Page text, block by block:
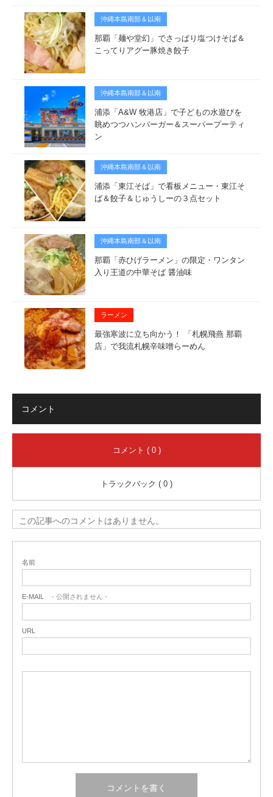
沖縄本島南部＆以南
那覇「麺や堂幻」でさっぱり塩つけそば＆
こってりアグー豚焼き餃子
沖縄本島南部＆以南
浦添「A&W 牧港店」で子どもの水遊びを
眺めつつハンバーガー＆スーパープーティ
ン
沖縄本島南部＆以南
浦添「東江そば」で看板メニュー・東江そ
ば＆餃子＆じゅうしーの３点セット
沖縄本島南部＆以南
那覇「赤ひげラーメン」の限定・ワンタン
入り王道の中華そば 醤油味
ラーメン
最強寒波に立ち向かう！ 「札幌飛燕 那覇
店」で我流札幌辛味噌らーめん
コメント
コメント ( 0 )
トラックバック ( 0 )
この記事へのコメントはありません。
名前
E-MAIL - 公開されません -
URL